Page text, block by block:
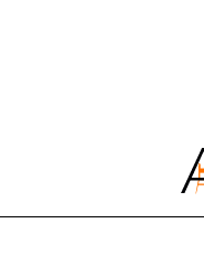
Срок возврата товара
Возврат переведенных